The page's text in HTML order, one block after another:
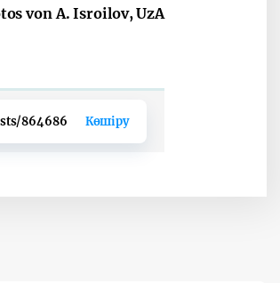
von A. Isroilov, UzA
864686 Көшіру